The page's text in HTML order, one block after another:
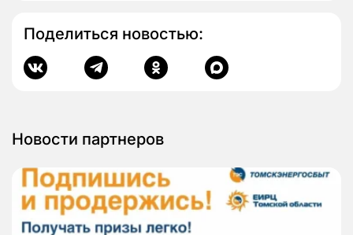
Поделиться новостью:
Новости партнеров